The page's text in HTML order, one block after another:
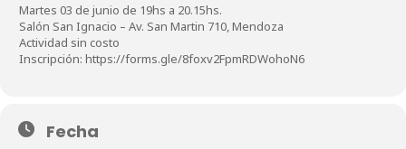
Martes 03 de junio de 19hs a 20.15hs.
Salón San Ignacio – Av. San Martin 710, Mendoza
Actividad sin costo
Inscripción: https://forms.gle/8foxv2FpmRDWohoN6
Fecha